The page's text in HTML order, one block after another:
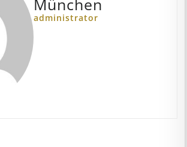
München
administrator